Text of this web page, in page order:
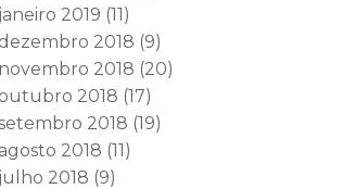
janeiro 2019 (11)
dezembro 2018 (9)
novembro 2018 (20)
outubro 2018 (17)
2018 (19)
agosto 2018 (11)
julho 2018 (9)